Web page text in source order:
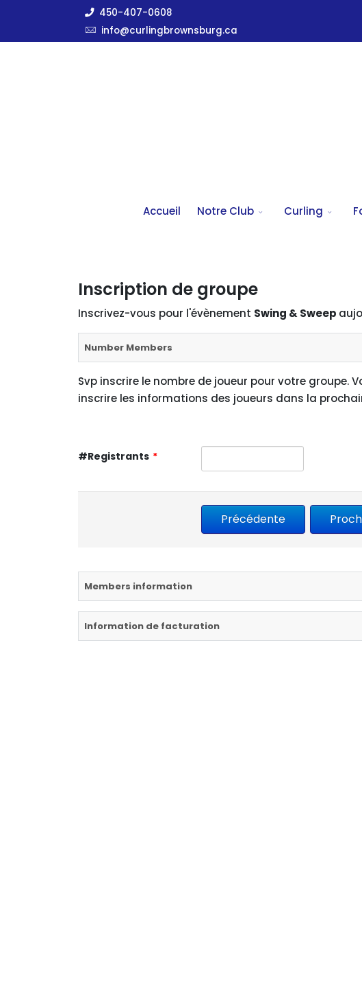
450-407-0608
info@curlingbrownsburg.ca
Accueil Notre Club Curling
Inscription de groupe
Inscrivez-vous pour l'évènement Swing & Sweep
Number Members
Svp inscrire le nombre de joueur pour votre groupe.
inscrire les informations des joueurs dans la
#Registrants *
Members information
Information de facturation